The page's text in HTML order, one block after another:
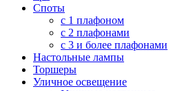
Споты
с 1 плафоном
с 2 плафонами
с 3 и более плафонами
Настольные лампы
Торшеры
Уличное освещение